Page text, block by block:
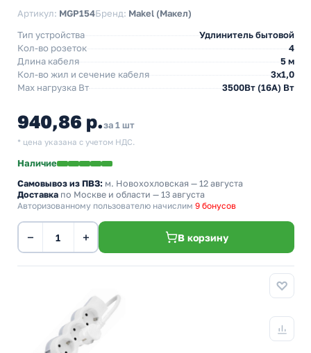
Артикул: MGP154Бренд: Makel (Макел)
Тип устройства
Удлинитель бытовой
Кол-во розеток
4
Длина кабеля
5 м
Кол-во жил и сечение кабеля
3х1,0
Max нагрузка Вт
3500Вт (16А) Вт
940,86 р.за 1 шт
* цена указана с учетом НДС.
Наличие
Самовывоз из ПВЗ: м. Новохохловская — 12 августа
Доставка по Москве и области — 13 августа
Авторизованному пользователю начислим 9 бонусов
− + В корзину